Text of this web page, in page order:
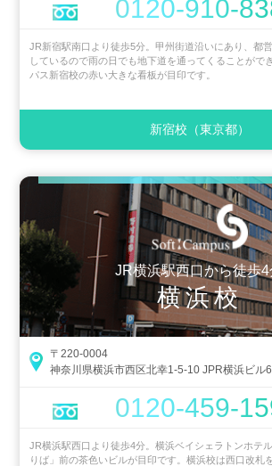
0120-910-
JR新宿駅南口より徒歩5分。甲州街道沿いにあり、都
しているので雨の日でも地下道を通ってくることがで
パス新宿校の赤い大きな看板が目印です。
新宿校（東京都）
JR横浜駅西口から徒歩
横浜校
〒220-0004
神奈川県横浜市西区北幸1-5-10 JPR横浜ビル
0120-459-
JR横浜駅西口より徒歩4分。横浜ベイシェラトンホテ
りば」前の茶色いビルが目印です。横浜校は西口改札